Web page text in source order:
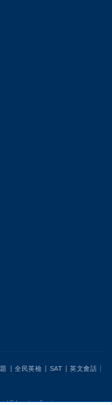
全民英檢 SAT
英文會話
Education Services.